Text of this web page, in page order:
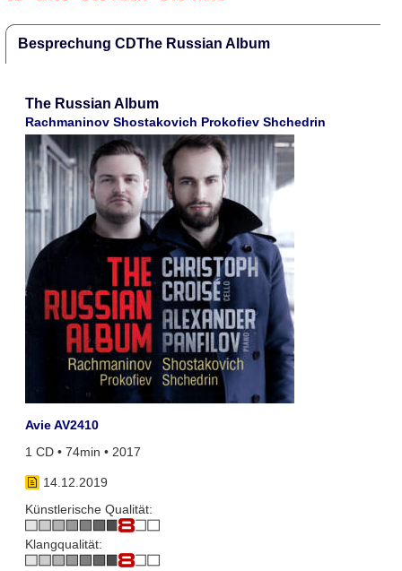
Besprechung CDThe Russian Album
The Russian Album
Rachmaninov Shostakovich Prokofiev Shchedrin
Avie AV2410
1 CD • 74min • 2017
14.12.2019
Künstlerische Qualität:
Klangqualität: